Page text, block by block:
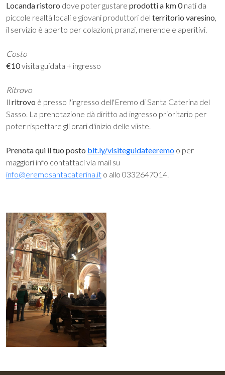
Locanda ristoro dove poter gustare prodotti a km 0nati da
piccole realtà locali e giovani produttori del territorio varesino,
il servizio è aperto per colazioni, pranzi, merende e aperitivi.
Costo
€10visita guidata + ingresso
Ritrovo
Il ritrovo è presso l'ingresso dell'Eremo di Santa Caterina del
Sasso. La prenotazione dà diritto ad ingresso prioritario per
poter rispettare gli orari d'inizio delle viiste.
Prenota qui il tuo posto bit.ly/visiteguidateeremo o per
maggiori info contattaci via mail su
info@eremosantacaterina.it o allo 0332647014.